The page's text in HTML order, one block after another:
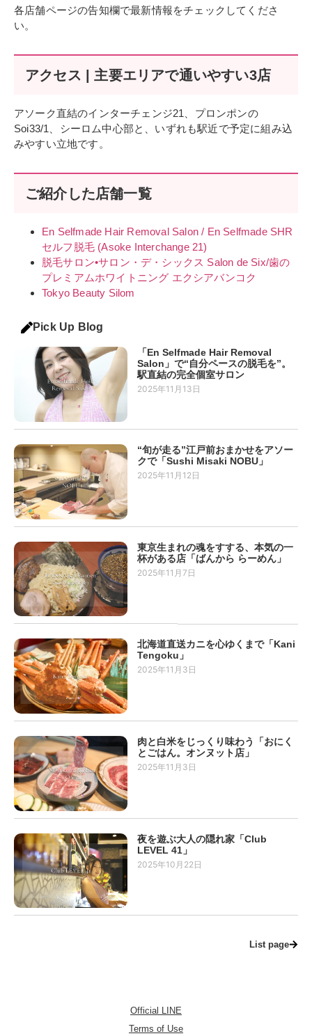
各店舗ページの告知欄で最新情報をチェックしてくださ
い。
アクセス | 主要エリアで通いやすい3店
アソーク直結のインターチェンジ21、プロンポンの
Soi33/1、シーロム中心部と、いずれも駅近で予定に組み込
みやすい立地です。
ご紹介した店舗一覧
En Selfmade Hair Removal Salon / En Selfmade SHR
セルフ脱毛 (Asoke Interchange 21)
脱毛サロン•サロン・デ・シックス Salon de Six/歯の
プレミアムホワイトニング エクシアバンコク
Tokyo Beauty Silom
Pick Up Blog
「En Selfmade Hair Removal
Salon」で“自分ペースの脱毛を”。
駅直結の完全個室サロン
2025年11月13日
“旬が走る”江戸前おまかせをアソー
クで「Sushi Misaki NOBU」
2025年11月12日
東京生まれの魂をすする、本気の一
杯がある店「ばんから らーめん」
2025年11月7日
北海道直送カニを心ゆくまで「Kani
Tengoku」
2025年11月3日
肉と白米をじっくり味わう「おにく
とごはん。オンヌット店」
2025年11月3日
夜を遊ぶ大人の隠れ家「Club
LEVEL 41」
2025年10月22日
List page
Official LINE
Terms of Use